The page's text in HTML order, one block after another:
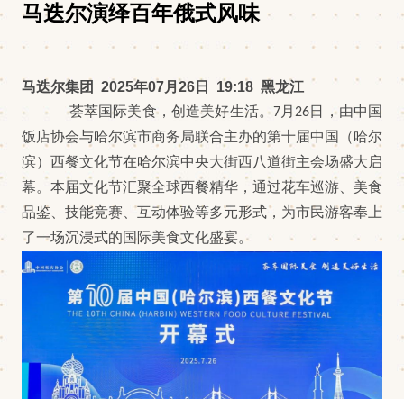
马迭尔演绎百年俄式风味
马迭尔集团 2025年07月26日 19:18 黑龙江
荟萃国际美食，创造美好生活。 7月26日，由中国
饭店协会与哈尔滨市商务局联合主办的第十届中国（哈尔
滨）西餐文化节在哈尔滨中央大街西八道街主会场盛大启
幕。本届文化节汇聚全球西餐精华，通过花车巡游、美食
品鉴、技能竞赛、互动体验等多元形式，为市民游客奉上
了一场沉浸式的国际美食文化盛宴。